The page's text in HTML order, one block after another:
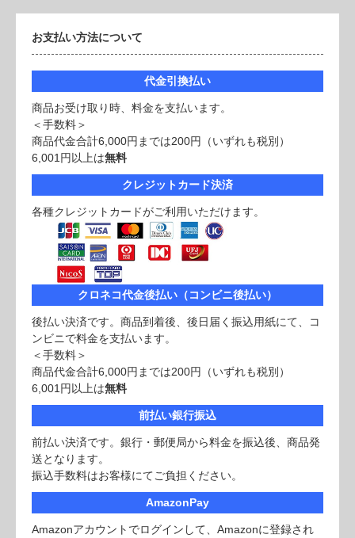
お支払い方法について
代金引換払い
商品お受け取り時、料金を支払います。
＜手数料＞
商品代金合計6,000円までは200円（いずれも税別）
6,001円以上は無料
クレジットカード決済
各種クレジットカードがご利用いただけます。
クロネコ代金後払い（コンビニ後払い）
後払い決済です。商品到着後、後日届く振込用紙にて、コ
ンビニで料金を支払います。
＜手数料＞
商品代金合計6,000円までは200円（いずれも税別）
6,001円以上は無料
前払い銀行振込
前払い決済です。銀行・郵便局から料金を振込後、商品発
送となります。
振込手数料はお客様にてご負担ください。
AmazonPay
Amazonアカウントでログインして、Amazonに登録され